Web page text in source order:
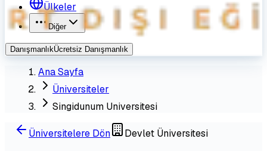
Ülkeler
Diğer
DanışmanlıkÜcretsiz Danışmanlık
Ana Sayfa
Üniversiteler
Singidunum Universitesi
Üniversitelere Dön Devlet Üniversitesi